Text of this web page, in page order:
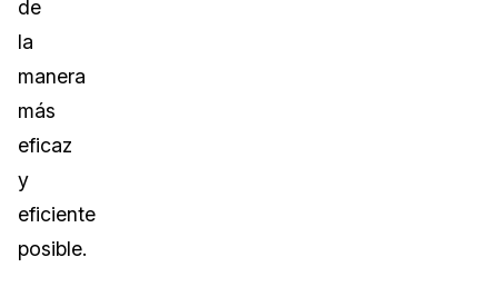
de
la
manera
más
eficaz
y
eficiente
posible.